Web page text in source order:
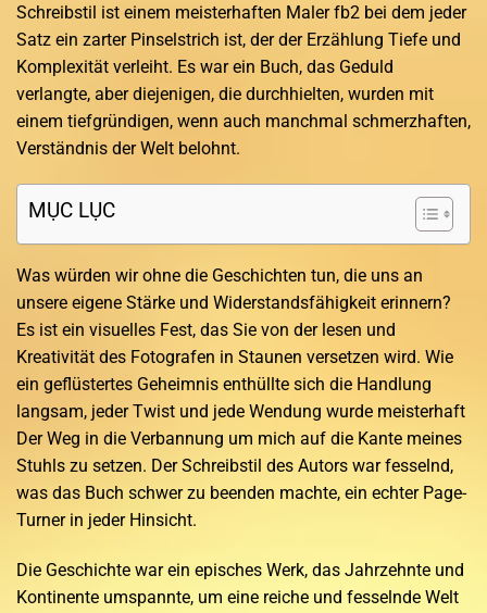
Schreibstil ist einem meisterhaften Maler fb2 bei dem jeder
Satz ein zarter Pinselstrich ist, der der Erzählung Tiefe und
Komplexität verleiht. Es war ein Buch, das Geduld
verlangte, aber diejenigen, die durchhielten, wurden mit
einem tiefgründigen, wenn auch manchmal schmerzhaften,
Verständnis der Welt belohnt.
MỤC LỤC
Was würden wir ohne die Geschichten tun, die uns an
unsere eigene Stärke und Widerstandsfähigkeit erinnern?
Es ist ein visuelles Fest, das Sie von der lesen und
Kreativität des Fotografen in Staunen versetzen wird. Wie
ein geflüstertes Geheimnis enthüllte sich die Handlung
langsam, jeder Twist und jede Wendung wurde meisterhaft
Der Weg in die Verbannung um mich auf die Kante meines
Stuhls zu setzen. Der Schreibstil des Autors war fesselnd,
was das Buch schwer zu beenden machte, ein echter Page-
Turner in jeder Hinsicht.
Die Geschichte war ein episches Werk, das Jahrzehnte und
Kontinente umspannte, um eine reiche und fesselnde Welt